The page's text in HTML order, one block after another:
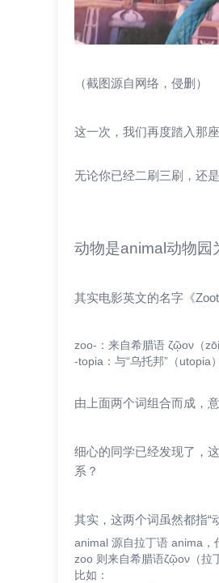
（截图源自网络，侵删）
这一次，我们再度踏入那
无论你已经二刷三刷，还
动物是animal动物园
其实电影英文的名字《
zoo-：来自希腊语 ζῷον（
-topia：与“乌托邦”（utopia
由上面两个词组合而成，
细心的同学已经发现了，
系？
其实，这两个词虽然都指“
animal 源自拉丁语 anima，
zoo 则来自希腊语ζῷον（拉
比如：